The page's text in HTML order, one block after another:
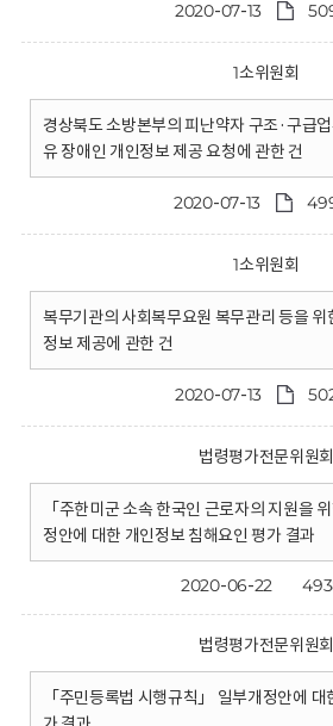
2020-07-13
1소위원회
경상북도 소방본부의 피난약자 구조·구급
유 장애인 개인정보 제공 요청에 관한 건
2020-07-13
1소위원회
복무기관의 사회복무요원 복무관리 등을
정보 제공에 관한 건
2020-07-13
법령평가전문위원회
「주한미군 소속 한국인 근로자의 지원을
정안에 대한 개인정보 침해요인 평가 결과
2020-06-22
법령평가전문위원회
「주민등록법 시행규칙」 일부개정안에